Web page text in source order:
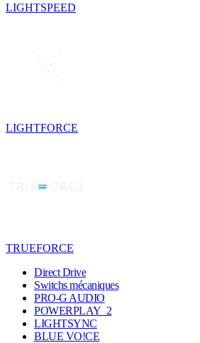
LIGHTSPEED
LIGHTFORCE
TRUEFORCE
Direct Drive
Switchs mécaniques
PRO-G AUDIO
POWERPLAY 2
LIGHTSYNC
BLUE VO!CE